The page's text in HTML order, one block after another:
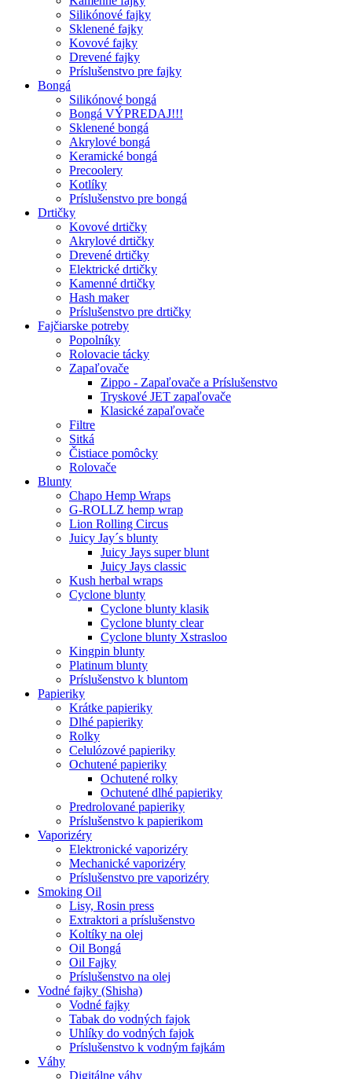
Silikónové fajky
Sklenené fajky
Kovové fajky
Drevené fajky
Príslušenstvo pre fajky
Bongá
Silikónové bongá
Bongá VÝPREDAJ!!!
Sklenené bongá
Akrylové bongá
Keramické bongá
Precoolery
Kotlíky
Príslušenstvo pre bongá
Drtičky
Kovové drtičky
Akrylové drtičky
Drevené drtičky
Elektrické drtičky
Kamenné drtičky
Hash maker
Príslušenstvo pre drtičky
Fajčiarske potreby
Popolníky
Rolovacie tácky
Zapaľovače
Zippo - Zapaľovače a Príslušenstvo
Tryskové JET zapaľovače
Klasické zapaľovače
Filtre
Sitká
Čistiace pomôcky
Rolovače
Blunty
Chapo Hemp Wraps
G-ROLLZ hemp wrap
Lion Rolling Circus
Juicy Jay´s blunty
Juicy Jays super blunt
Juicy Jays classic
Kush herbal wraps
Cyclone blunty
Cyclone blunty klasik
Cyclone blunty clear
Cyclone blunty Xstrasloo
Kingpin blunty
Platinum blunty
Príslušenstvo k bluntom
Papieriky
Krátke papieriky
Dlhé papieriky
Rolky
Celulózové papieriky
Ochutené papieriky
Ochutené rolky
Ochutené dlhé papieriky
Predrolované papieriky
Príslušenstvo k papierikom
Vaporizéry
Elektronické vaporizéry
Mechanické vaporizéry
Príslušenstvo pre vaporizéry
Smoking Oil
Lisy, Rosin press
Extraktori a príslušenstvo
Koltíky na olej
Oil Bongá
Oil Fajky
Príslušenstvo na olej
Vodné fajky (Shisha)
Vodné fajky
Tabak do vodných fajok
Uhlíky do vodných fajok
Príslušenstvo k vodným fajkám
Váhy
Digitálne váhy